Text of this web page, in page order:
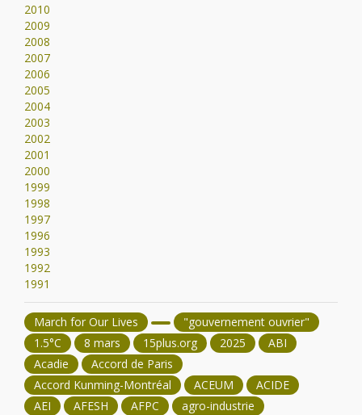
2010
2009
2008
2007
2006
2005
2004
2003
2002
2001
2000
1999
1998
1997
1996
1993
1992
1991
March for Our Lives
"gouvernement ouvrier"
1.5°C
8 mars 15plus.org 2025
ABI
Acadie
Accord de Paris
Accord Kunming-Montréal
ACEUM
ACIDE
AEI
AFESH AFPC
agro-industrie